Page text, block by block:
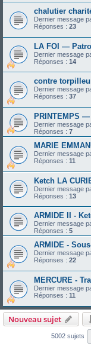
chalutier
Dernier message
Réponses : 23
LA FOI —
Dernier message
Réponses : 14
contre
Dernier message
Réponses : 37
PRINTEMPS
Dernier message
Réponses : 7
MARIE
Dernier message
Réponses : 11
Ketch LA
Dernier message
Réponses : 13
ARMIDE II -
Dernier message
Réponses : 5
ARMIDE -
Dernier message
Réponses : 22
MERCURE -
Dernier message
Réponses : 11
Nouveau sujet
5002 sujets